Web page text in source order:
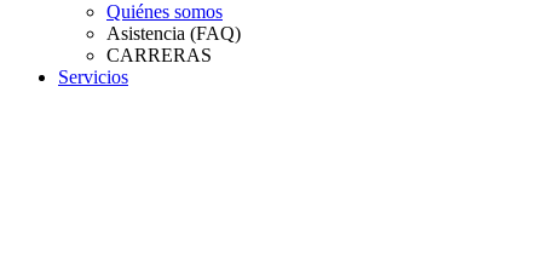
Quiénes somos
Asistencia (FAQ)
CARRERAS
Servicios